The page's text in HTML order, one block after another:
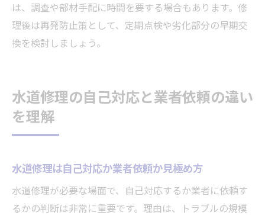
は、調査や部材手配に時間を要する場合もあります。修
理後は再発防止策として、定期点検や劣化部分の早期交
換を検討しましょう。
水道修理の自己対応と業者依頼の違い
を理解
水道修理は自己対応か業者依頼か見極め方
水道修理が必要な場面で、自己対応するか業者に依頼す
るかの判断は非常に重要です。理由は、トラブルの規模